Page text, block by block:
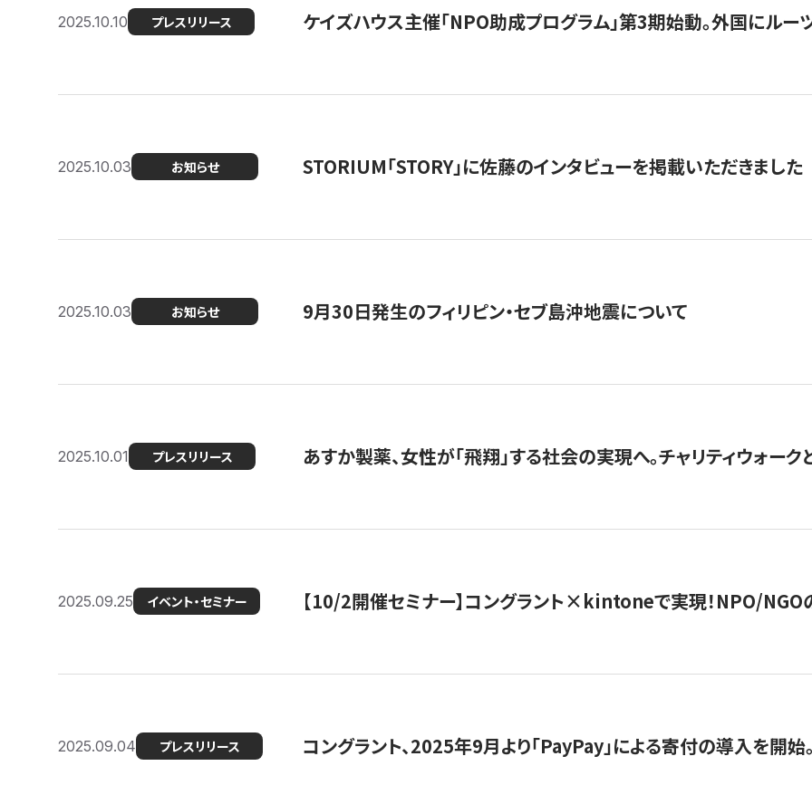
2025.10.10 プレスリリース ケイズハウス主催「NPO助成プログラム」第3期始動。外国にル
2025.10.03 お知らせ STORIUM「STORY」に佐藤のインタビューを掲載いただきました
2025.10.03 お知らせ 9月30日発生のフィリピン・セブ島沖地震について
2025.10.01 プレスリリース あすか製薬、女性が「飛翔」する社会の実現へ。チャリティウォー
2025.09.25 イベント・セミナー 【10/2開催セミナー】コングラント×kintoneで実現！NPO/NGO
2025.09.04 プレスリリース コングラント、2025年9月より「PayPay」による寄付の導入を開始